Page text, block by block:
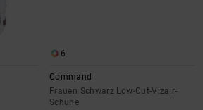
6
Command
Frauen Schwarz Low-Cut-Vizair-
Schuhe